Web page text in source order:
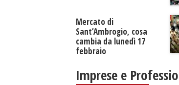
Mercato di
Sant’Ambrogio, cosa
cambia da lunedì 17
febbraio
Imprese e